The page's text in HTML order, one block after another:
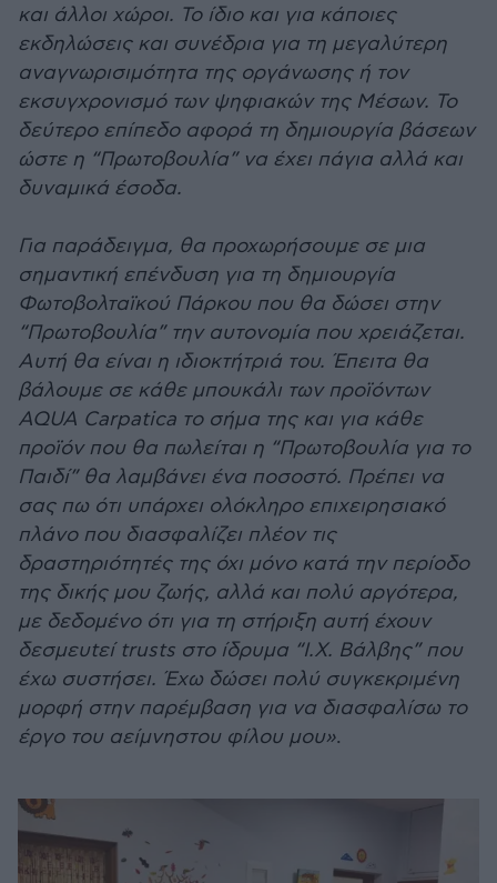
και άλλοι χώροι. Το ίδιο και για κάποιες
εκδηλώσεις και συνέδρια για τη µεγαλύτερη
αναγνωρισιµότητα της οργάνωσης ή τον
εκσυγχρονισµό των ψηφιακών της Μέσων. Το
δεύτερο επίπεδο αφορά τη δηµιουργία βάσεων
ώστε η “Πρωτοβουλία” να έχει πάγια αλλά και
δυναµικά έσοδα.
Για παράδειγµα, θα προχωρήσουµε σε µια
σηµαντική επένδυση για τη δηµιουργία
Φωτοβολταϊκού Πάρκου που θα δώσει στην
“Πρωτοβουλία” την αυτονοµία που χρειάζεται.
Αυτή θα είναι η ιδιοκτήτριά του. Έπειτα θα
βάλουµε σε κάθε µπουκάλι των προϊόντων
AQUA Carpatica το σήµα της και για κάθε
προϊόν που θα πωλείται η “Πρωτοβουλία για το
Παιδί” θα λαµβάνει ένα ποσοστό. Πρέπει να
σας πω ότι υπάρχει ολόκληρο επιχειρησιακό
πλάνο που διασφαλίζει πλέον τις
δραστηριότητές της όχι µόνο κατά την περίοδο
της δικής µου ζωής, αλλά και πολύ αργότερα,
µε δεδοµένο ότι για τη στήριξη αυτή έχουν
δεσµευtεί trusts στο ίδρυµα “Ι.Χ. Βάλβης” που
έχω συστήσει. Έχω δώσει πολύ συγκεκριµένη
µορφή στην παρέµβαση για να διασφαλίσω το
έργο του αείµνηστου φίλου µου».